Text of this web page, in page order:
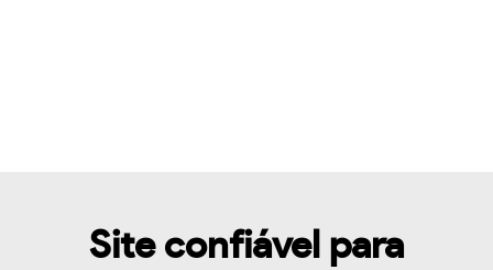
Site confiável para